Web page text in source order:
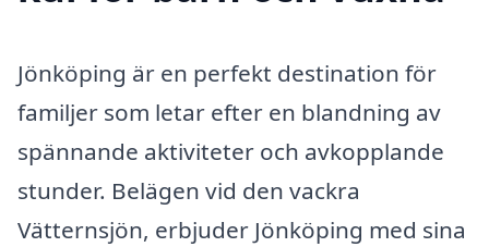
Jönköping är en perfekt destination för
familjer som letar efter en blandning av
spännande aktiviteter och avkopplande
stunder. Belägen vid den vackra
Vätternsjön, erbjuder Jönköping med sina